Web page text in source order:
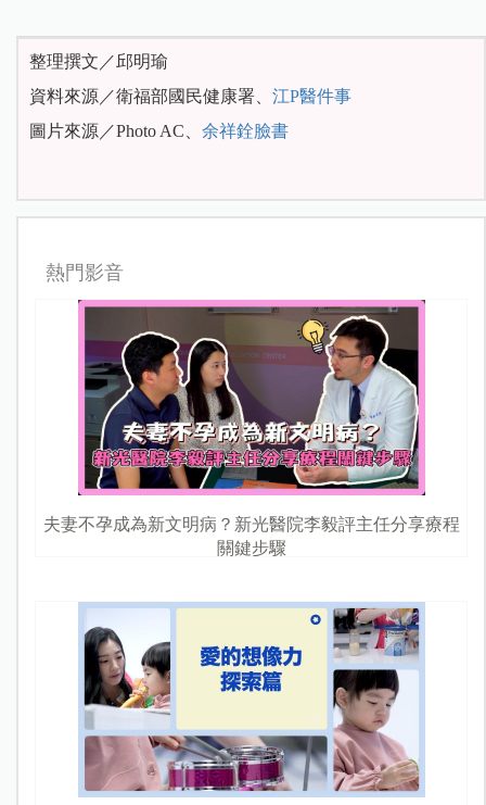
整理撰文／邱明瑜
資料來源／衛福部國民健康署、 江P醫件事
圖片來源／Photo AC、 余祥銓臉書
熱門影音
夫妻不孕成為新文明病？新光醫院李毅評主任分享療程
關鍵步驟